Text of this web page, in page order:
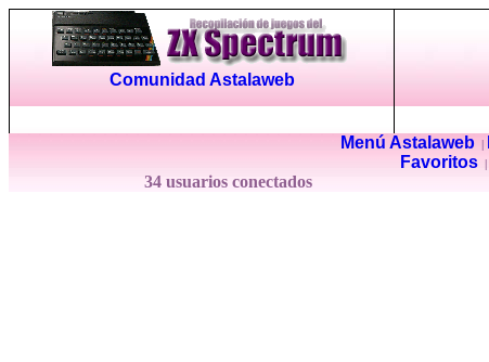
Comunidad Astalaweb
Menú Astalaweb|
Favoritos
34 usuarios conectados